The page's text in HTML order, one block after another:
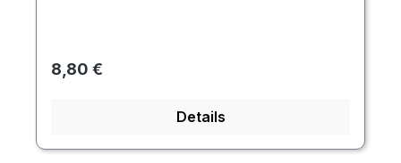
Regulärer Preis:
8,80 €
Details